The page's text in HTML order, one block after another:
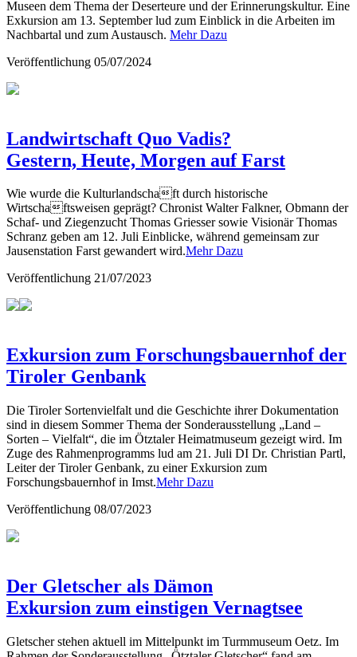
Museen dem Thema der Deserteure und der Erinnerungskultur. Eine
Exkursion am 13. September lud zum Einblick in die Arbeiten im
Nachbartal und zum Austausch. Mehr Dazu
Veröffentlichung 05/07/2024
Landwirtschaft Quo Vadis?
Gestern, Heute, Morgen auf Farst
Wie wurde die Kulturlandschaft durch historische
Wirtschaftsweisen geprägt? Chronist Walter Falkner, Obmann der
Schaf- und Ziegenzucht Thomas Griesser sowie Visionär Thomas
Schranz geben am 12. Juli Einblicke, während gemeinsam zur
Jausenstation Farst gewandert wird.Mehr Dazu
Veröffentlichung 21/07/2023
Exkursion zum Forschungsbauernhof der
Tiroler Genbank
Die Tiroler Sortenvielfalt und die Geschichte ihrer Dokumentation
sind in diesem Sommer Thema der Sonderausstellung „Land –
Sorten – Vielfalt“, die im Ötztaler Heimatmuseum gezeigt wird. Im
Zuge des Rahmenprogramms lud am 21. Juli DI Dr. Christian Partl,
Leiter der Tiroler Genbank, zu einer Exkursion zum
Forschungsbauernhof in Imst.Mehr Dazu
Veröffentlichung 08/07/2023
Der Gletscher als Dämon
Exkursion zum einstigen Vernagtsee
Gletscher stehen aktuell im Mittelpunkt im Turmmuseum Oetz. Im